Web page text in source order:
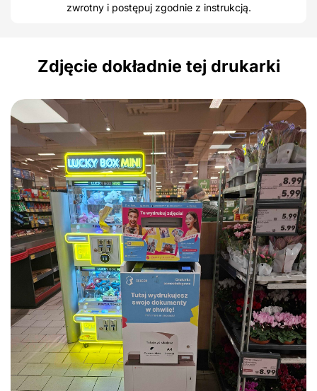
zwrotny i postępuj zgodnie z instrukcją.
Zdjęcie dokładnie tej drukarki